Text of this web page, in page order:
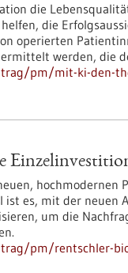
die
die
operierten
werden, die
pm/mit-ki-den-
hochmodernen
es, mit der neuen
um die
pm/rentschler-